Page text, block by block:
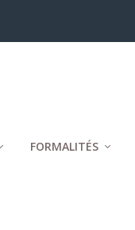
FORMALITÉS